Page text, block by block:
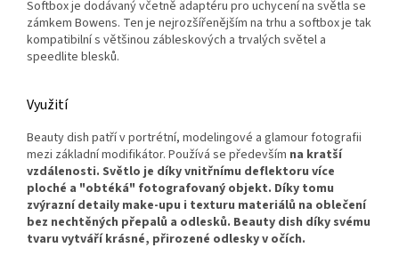
Softbox je dodávaný včetně adaptéru pro uchycení na světla se
zámkem Bowens. Ten je nejrozšířenějším na trhu a softbox je tak
kompatibilní s většinou zábleskových a trvalých světel a
speedlite blesků.
Využití
Beauty dish patří v portrétní, modelingové a glamour fotografii
mezi základní modifikátor. Používá se především na kratší
vzdálenosti. Světlo je díky vnitřnímu deflektoru více
ploché a "obtéká" fotografovaný objekt. Díky tomu
zvýrazní detaily make-upu i texturu materiálů na oblečení
bez nechtěných přepalů a odlesků. Beauty dish díky svému
tvaru vytváří krásné, přirozené odlesky v očích.